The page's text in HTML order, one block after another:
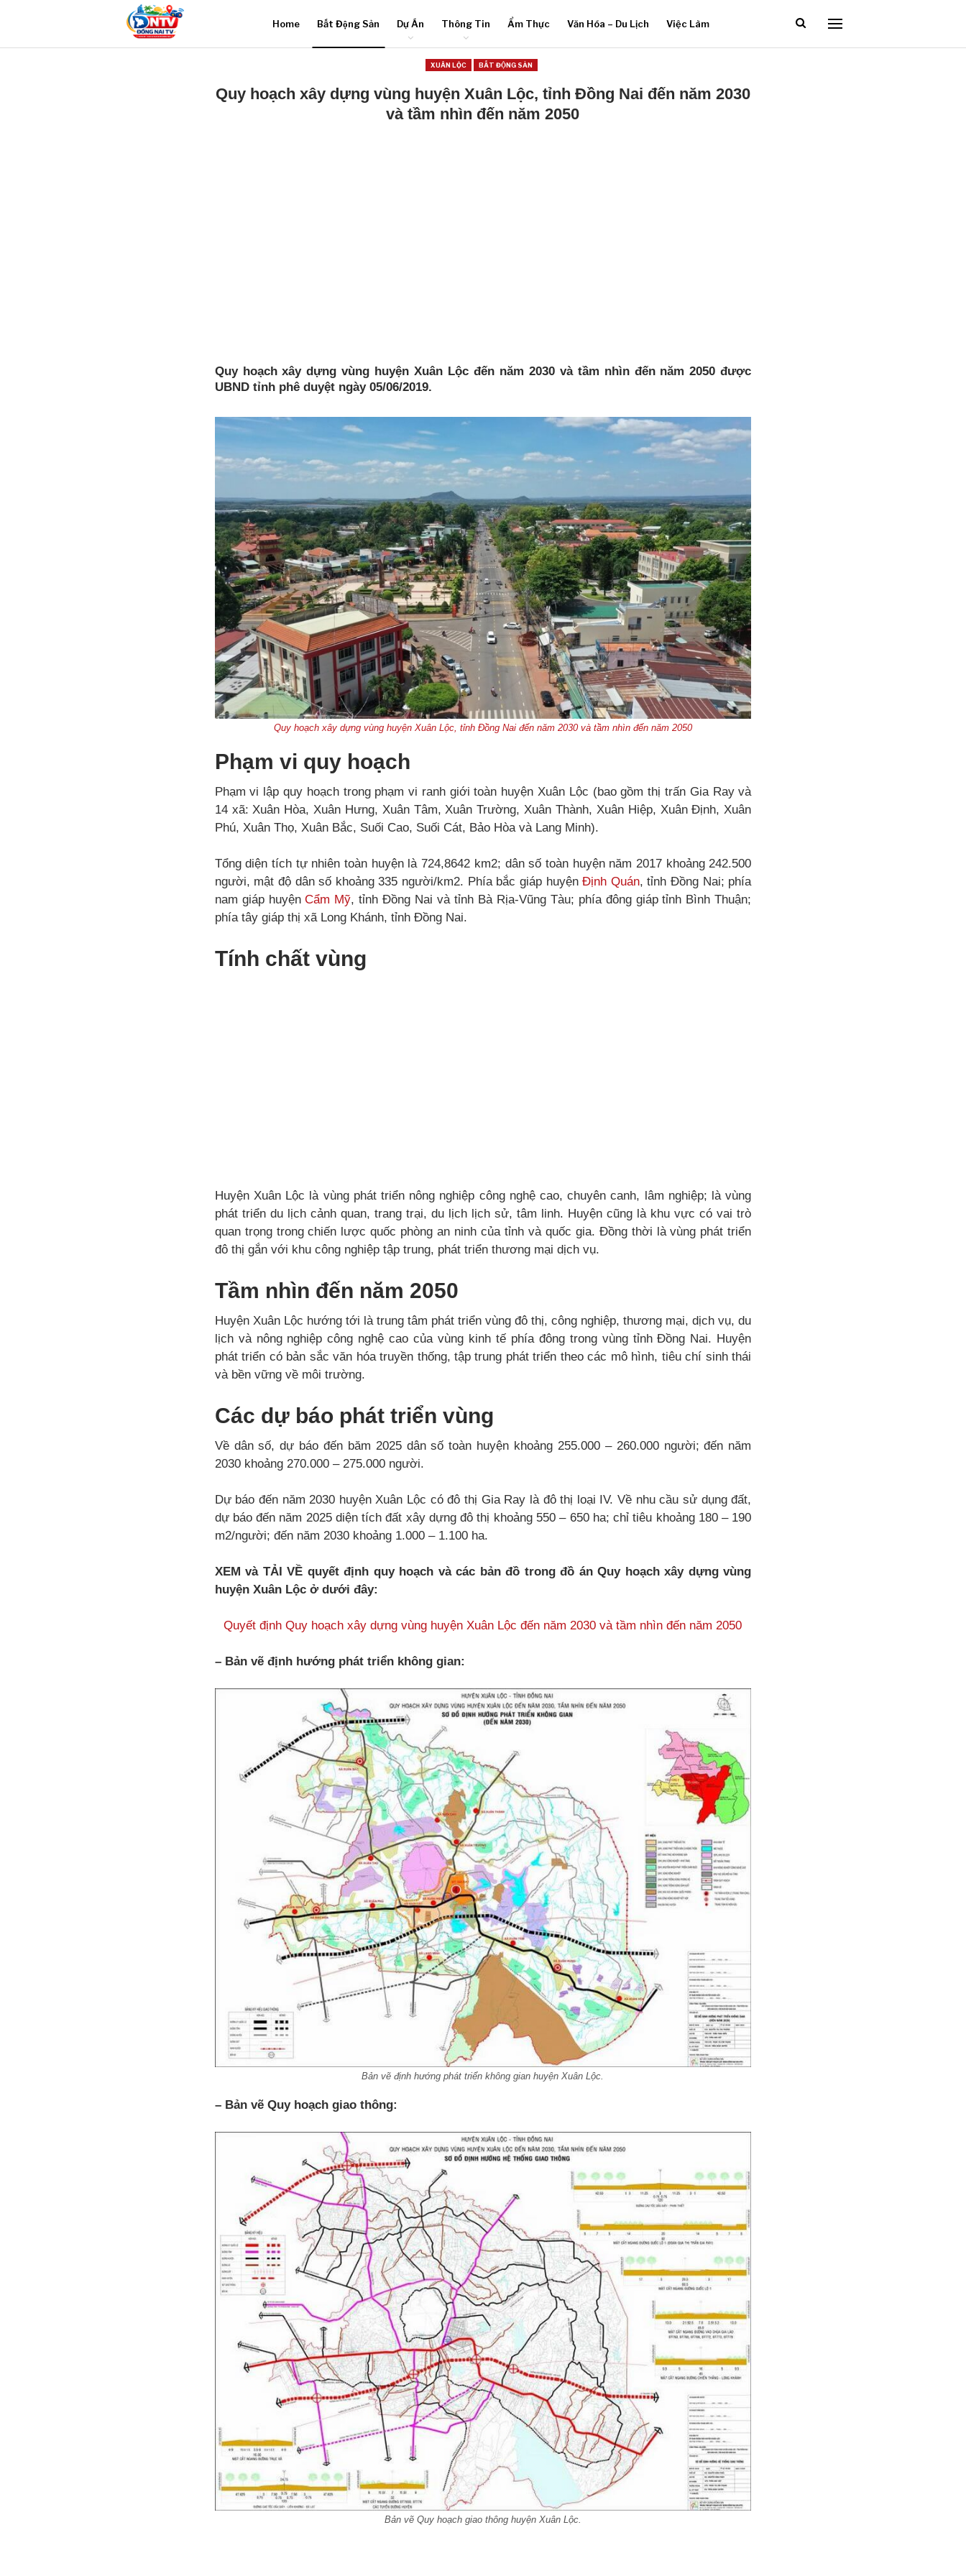
Home Bất Động Sản Dự Án Thông Tin Ẩm Thực Văn Hóa – Du Lịch Việc Làm
XUÂN LỘC BẤT ĐỘNG SẢN
Quy hoạch xây dựng vùng huyện Xuân Lộc, tỉnh Đồng Nai đến năm 2030
và tầm nhìn đến năm 2050
Quy hoạch xây dựng vùng huyện Xuân Lộc đến năm 2030 và tầm nhìn đến năm 2050 được
UBND tỉnh phê duyệt ngày 05/06/2019.
Quy hoạch xây dựng vùng huyện Xuân Lộc, tỉnh Đồng Nai đến năm 2030 và tầm nhìn đến năm 2050
Phạm vi quy hoạch
Phạm vi lập quy hoạch trong phạm vi ranh giới toàn huyện Xuân Lộc (bao gồm thị trấn Gia Ray và
14 xã: Xuân Hòa, Xuân Hưng, Xuân Tâm, Xuân Trường, Xuân Thành, Xuân Hiệp, Xuân Định, Xuân
Phú, Xuân Thọ, Xuân Bắc, Suối Cao, Suối Cát, Bảo Hòa và Lang Minh).
Tổng diện tích tự nhiên toàn huyện là 724,8642 km2; dân số toàn huyện năm 2017 khoảng 242.500
người, mật độ dân số khoảng 335 người/km2. Phía bắc giáp huyệnĐịnh Quán, tỉnh Đồng Nai; phía
nam giáp huyệnCẩm Mỹ, tỉnh Đồng Nai và tỉnh Bà Rịa-Vũng Tàu; phía đông giáp tỉnh Bình Thuận;
phía tây giáp thị xã Long Khánh, tỉnh Đồng Nai.
Tính chất vùng
Huyện Xuân Lộc là vùng phát triển nông nghiệp công nghệ cao, chuyên canh, lâm nghiệp; là vùng
phát triển du lịch cảnh quan, trang trại, du lịch lịch sử, tâm linh. Huyện cũng là khu vực có vai trò
quan trọng trong chiến lược quốc phòng an ninh của tỉnh và quốc gia. Đồng thời là vùng phát triển
đô thị gắn với khu công nghiệp tập trung, phát triển thương mại dịch vụ.
Tầm nhìn đến năm 2050
Huyện Xuân Lộc hướng tới là trung tâm phát triển vùng đô thị, công nghiệp, thương mại, dịch vụ, du
lịch và nông nghiệp công nghệ cao của vùng kinh tế phía đông trong vùng tỉnh Đồng Nai. Huyện
phát triển có bản sắc văn hóa truyền thống, tập trung phát triển theo các mô hình, tiêu chí sinh thái
và bền vững về môi trường.
Các dự báo phát triển vùng
Về dân số, dự báo đến băm 2025 dân số toàn huyện khoảng 255.000 – 260.000 người; đến năm
2030 khoảng 270.000 – 275.000 người.
Dự báo đến năm 2030 huyện Xuân Lộc có đô thị Gia Ray là đô thị loại IV. Về nhu cầu sử dụng đất,
dự báo đến năm 2025 diện tích đất xây dựng đô thị khoảng 550 – 650 ha; chỉ tiêu khoảng 180 – 190
m2/người; đến năm 2030 khoảng 1.000 – 1.100 ha.
XEM và TẢI VỀ quyết định quy hoạch và các bản đồ trong đồ án Quy hoạch xây dựng vùng
huyện Xuân Lộc ở dưới đây:
Quyết định Quy hoạch xây dựng vùng huyện Xuân Lộc đến năm 2030 và tầm nhìn đến năm 2050
– Bản vẽ định hướng phát triển không gian:
Bản vẽ định hướng phát triển không gian huyện Xuân Lộc.
– Bản vẽ Quy hoạch giao thông:
Bản vẽ Quy hoạch giao thông huyện Xuân Lộc.